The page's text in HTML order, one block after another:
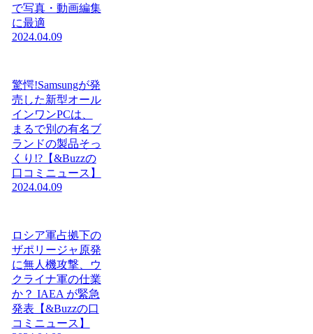
で写真・動画編集
に最適
2024.04.09
驚愕!Samsungが発
売した新型オール
インワンPCは、
まるで別の有名ブ
ランドの製品そっ
くり!?【&Buzzの
口コミニュース】
2024.04.09
ロシア軍占拠下の
ザポリージャ原発
に無人機攻撃、ウ
クライナ軍の仕業
か？ IAEA が緊急
発表【&Buzzの口
コミニュース】